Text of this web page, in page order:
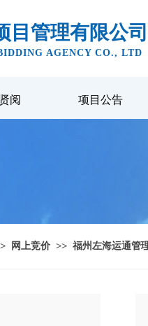
目管理有限公司
AGENCY CO., LTD
阅 项目公告
网上竞价 >> 福州左海运通管